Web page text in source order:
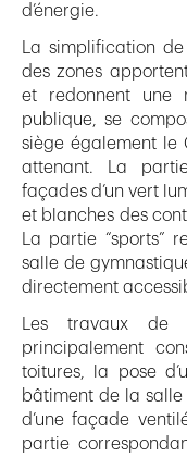
d’énergie.
La simplification
des zones
et redonnent une
publique, se
siège également le
attenant. La
façades d’un vert
et blanches des
La partie “sports”
salle de
directement
Les travaux de
principalement
toitures, la pose
bâtiment de la salle
d’une façade
partie